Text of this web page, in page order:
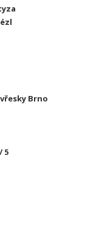
Brno
5